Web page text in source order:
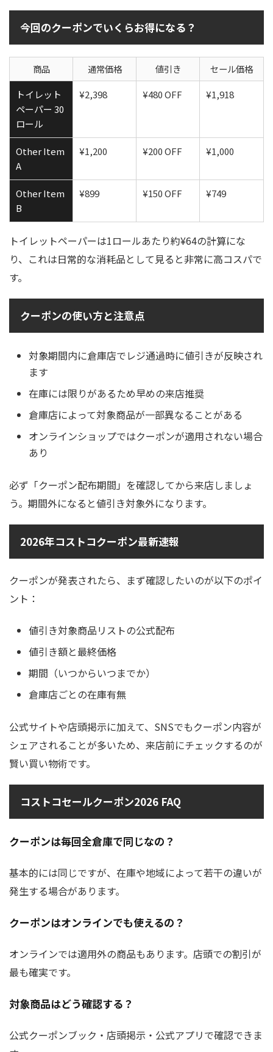
今回のクーポンでいくらお得になる？
商品 通常価格 値引き
セール価格
トイレット
ペーパー 30
ロール
¥2,398 ¥480 OFF ¥1,918
Other Item
A
¥1,200 ¥200 OFF ¥1,000
Other Item
B
¥899 ¥150 OFF ¥749
トイレットペーパーは1ロールあたり約¥64の計算にな
り、これは日常的な消耗品として見ると非常に高コスパで
す。
クーポンの使い方と注意点
対象期間内に倉庫店でレジ通過時に値引きが反映され
ます
在庫には限りがあるため早めの来店推奨
倉庫店によって対象商品が一部異なることがある
オンラインショップではクーポンが適用されない場合
あり
必ず「クーポン配布期間」を確認してから来店しましょ
う。期間外になると値引き対象外になります。
2026年コストコクーポン最新速報
クーポンが発表されたら、まず確認したいのが以下のポイ
ント：
値引き対象商品リストの公式配布
値引き額と最終価格
期間（いつからいつまでか）
倉庫店ごとの在庫有無
公式サイトや店頭掲示に加えて、SNSでもクーポン内容が
シェアされることが多いため、来店前にチェックするのが
賢い買い物術です。
コストコセールクーポン2026 FAQ
クーポンは毎回全倉庫で同じなの？
基本的には同じですが、在庫や地域によって若干の違いが
発生する場合があります。
クーポンはオンラインでも使えるの？
オンラインでは適用外の商品もあります。店頭での割引が
最も確実です。
対象商品はどう確認する？
公式クーポンブック・店頭掲示・公式アプリで確認できま